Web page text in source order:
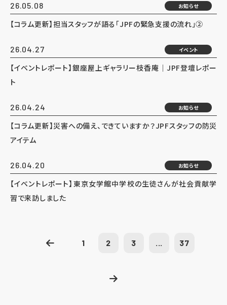
26.05.08 お知らせ
【コラム更新】担当スタッフが語る「JPFの緊急支援の流れ」②
26.04.27 イベント
【イベントレポート】銀座屋上ギャラリー枝香庵｜JPF登壇レポー
ト
26.04.24 お知らせ
【コラム更新】災害への備え、できていますか？JPFスタッフの防災
アイテム
26.04.20 お知らせ
【イベントレポート】東京女学館中学校の生徒さんが社会貢献学
習で来訪しました
1 2 3 ... 37